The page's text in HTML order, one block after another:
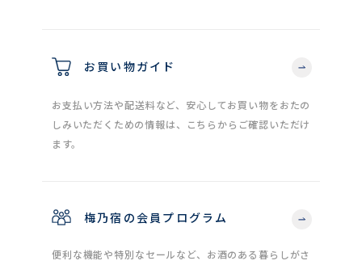
お買い物ガイド
お支払い方法や配送料など、安心してお買い物をおたの
しみいただくための情報は、こちらからご確認いただけ
ます。
梅乃宿の会員プログラム
便利な機能や特別なセールなど、お酒のある暮らしがさ